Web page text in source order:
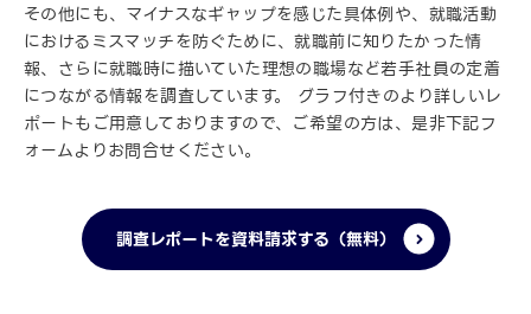
その他にも、マイナスなギャップを感じた具体例や、就職活動
におけるミスマッチを防ぐために、就職前に知りたかった情
報、さらに就職時に描いていた理想の職場など若手社員の定着
につながる情報を調査しています。 グラフ付きのより詳しいレ
ポートもご用意しておりますので、ご希望の方は、是非下記フ
ォームよりお問合せください。
調査レポートを資料請求する（無料）